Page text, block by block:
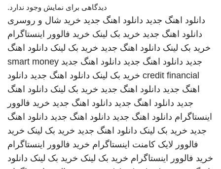
دیدگاهی برای نمایش وجود ندارد.
دانلود اهنگ جدید دانلود اهنگ جدید خرید شال و روسری
دانلود اهنگ جدید خرید بک لینک خرید فالوور اینستاگرام
خرید بک لینک دانلود اهنگ جدید خرید بک لینک دانلود اهنگ
جدید دانلود اهنگ جدید دانلود اهنگ جدید smart money
credit financial خرید بک لینک دانلود اهنگ جدید دانلود
اهنگ جدید دانلود اهنگ جدید خرید بک لینک دانلود اهنگ
جدید دانلود اهنگ جدید دانلود اهنگ جدید خرید فالوور
اینستاگرام دانلود اهنگ جدید دانلود اهنگ جدید دانلود اهنگ
جدید خرید بک لینک دانلود اهنگ جدید خرید بک لینک خرید
فالوور لایک کامنت اینستاگرام خرید فالوور اینستاگرام
خرید فالوور اینستاگرام خرید بک لینک خرید بک لینک دانلود